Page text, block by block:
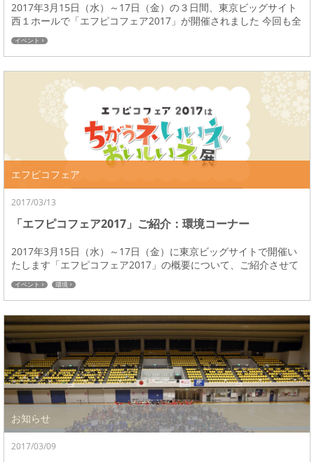
2017年3月15日（水）～17日（金）の３日間、東京ビッグサイト
西１ホールで「エフピコフェア2017」が開催されました 今回も全
国各地から多くの方々にご来場を...
イベント
エフピコフェア
2017/03/13
「エフピコフェア2017」ご紹介：環境コーナー
2017年3月15日（水）～17日（金）に東京ビッグサイトで開催い
たします「エフピコフェア2017」の概要について、ご紹介させて
頂きます。 エフピコフェアでは新...
イベント 環境
お知らせ
2017/03/09